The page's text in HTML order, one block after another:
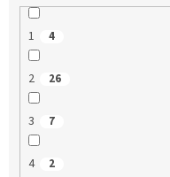
1 4
2 26
3 7
4 2